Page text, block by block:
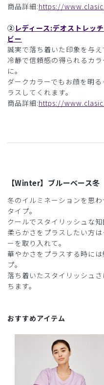
商品詳細:https://
② レディース:デオストレッ
ビー
誠実で落ち着いた印象を与え
冷静で信頼感の得られるカ
に。
ダークカラーでもお顔を明
ラスしてくれます。
商品詳細:https://
【Winter】ブルーベース冬
冬のイルミネーションを思
タイプ。
クールでスタイリッシュな
柔らかさをプラスしたい方
ーを取り入れて。
華やかさをプラスする時に
プ。
落ち着いたスタイリッシュ
ちます。
おすすめアイテム